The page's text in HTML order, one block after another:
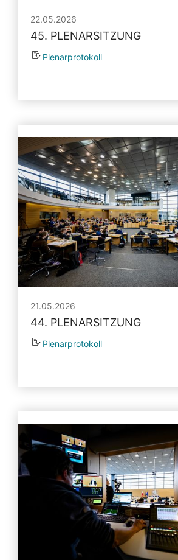
22.05.2026
45. PLENARSITZUNG
Plenarprotokoll
21.05.2026
44. PLENARSITZUNG
Plenarprotokoll